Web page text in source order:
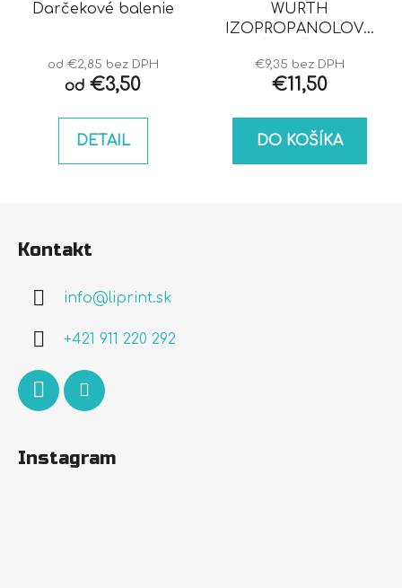
Darčekové balenie
od €2,85 bez DPH
od €3,50
DETAIL
WURTH
IZOPROPANOLOVÝ
€9,35 bez DPH
€11,50
DO KOŠÍKA
Kontakt
info@liprint.sk
+421 911 220 292
Instagram